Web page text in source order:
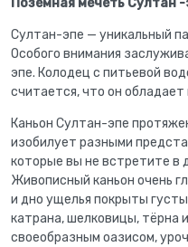
Султан-эпе — уникальный
Особого внимания
эпе. Колодец с питьевой
считается, что он
Каньон Султан-эпе
изобилует разными
которые вы не встретите в
Живописный каньон очень
и дно ущелья покрыты
катрана, шелковицы, тёрна
своеобразным оазисом,